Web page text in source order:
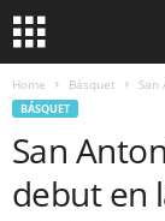
Home Básquet
BÁSQUET
San
debut en